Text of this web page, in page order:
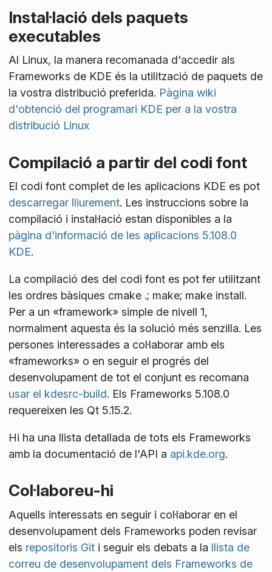
Instal·lació dels paquets
executables
Al Linux, la manera recomanada d'accedir als
Frameworks de KDE és la utilització de paquets de
la vostra distribució preferida. Pàgina wiki
d'obtenció del programari KDE per a la vostra
distribució Linux
Compilació a partir del codi font
El codi font complet de les aplicacions KDE es pot
descarregar lliurement. Les instruccions sobre la
compilació i instal·lació estan disponibles a la
pàgina d'informació de les aplicacions 5.108.0
KDE.
La compilació des del codi font es pot fer utilitzant
les ordres bàsiques cmake .; make; make install.
Per a un «framework» simple de nivell 1,
normalment aquesta és la solució més senzilla. Les
persones interessades a col·laborar amb els
«frameworks» o en seguir el progrés del
desenvolupament de tot el conjunt es recomana
usar el kdesrc-build. Els Frameworks 5.108.0
requereixen les Qt 5.15.2.
Hi ha una llista detallada de tots els Frameworks
amb la documentació de l'API a api.kde.org.
Col·laboreu-hi
Aquells interessats en seguir i col·laborar en el
desenvolupament dels Frameworks poden revisar
els repositoris Giti seguir els debats a la llista de
correu de desenvolupament dels Frameworks de